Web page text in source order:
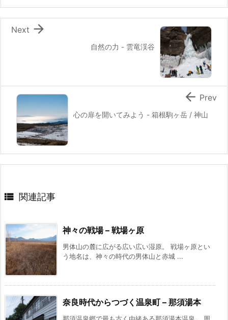
自然の力 - 雲竜渓谷

Next
心の扉を開いてみよう - 箱根駒ヶ岳 / 神山
 Prev
 関連記事
神々の戦場 – 戦場ヶ原
男体山の麓に広がる広い広い湿原。 戦場ヶ原とい
う地名は、神々の時代の男体山と赤城 ...
奈良時代からつづく温泉町 – 那須湯本
那須温泉郷で最も古く由緒ある那須湯本温泉。 周